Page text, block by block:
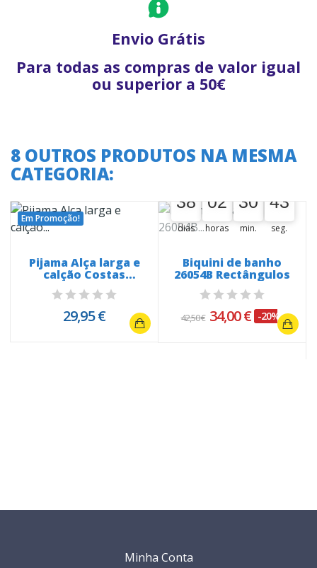
Envio Grátis
Para todas as compras de valor igual
ou superior a 50€
8 OUTROS PRODUTOS NA MESMA
CATEGORIA:
Em Promoção!
Pijama Alça larga e
calção Costas
Rendadas 260023
29,95 €
38
38
00
dias
02
02
00
horas
30
30
00
min.
43
43
44
seg.
Biquini de banho
26054B Rectângulos
42,50 € 34,00 € -20%
Minha Conta